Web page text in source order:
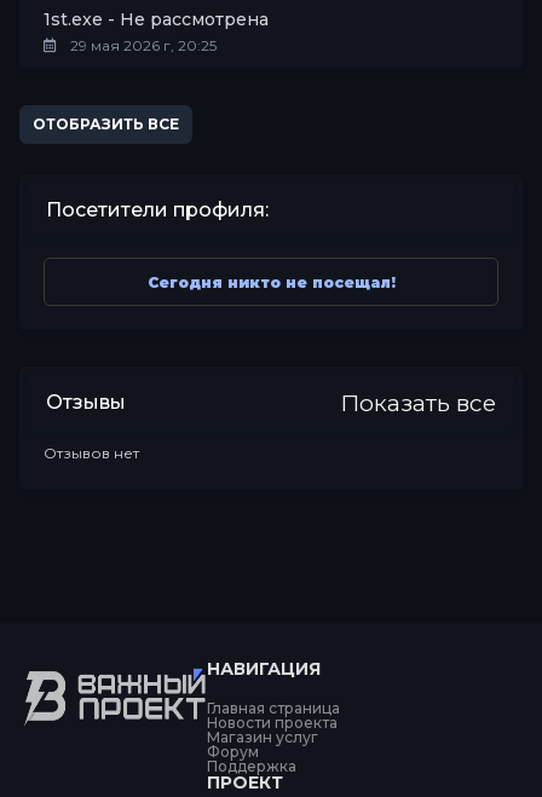
1st.exe - Не рассмотрена
29 мая 2026 г, 20:25
ОТОБРАЗИТЬ ВСЕ
Посетители профиля:
Сегодня никто не посещал!
Отзывы Показать все
Отзывов нет
НАВИГАЦИЯ
Главная страница
Новости проекта
Магазин услуг
Форум
Поддержка
ПРОЕКТ